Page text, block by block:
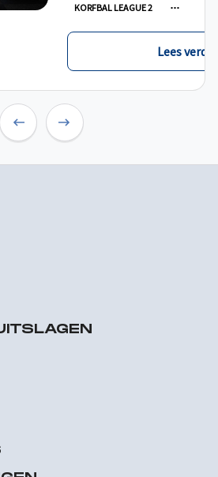
KORFBAL LEAGUE 2
Lees verder